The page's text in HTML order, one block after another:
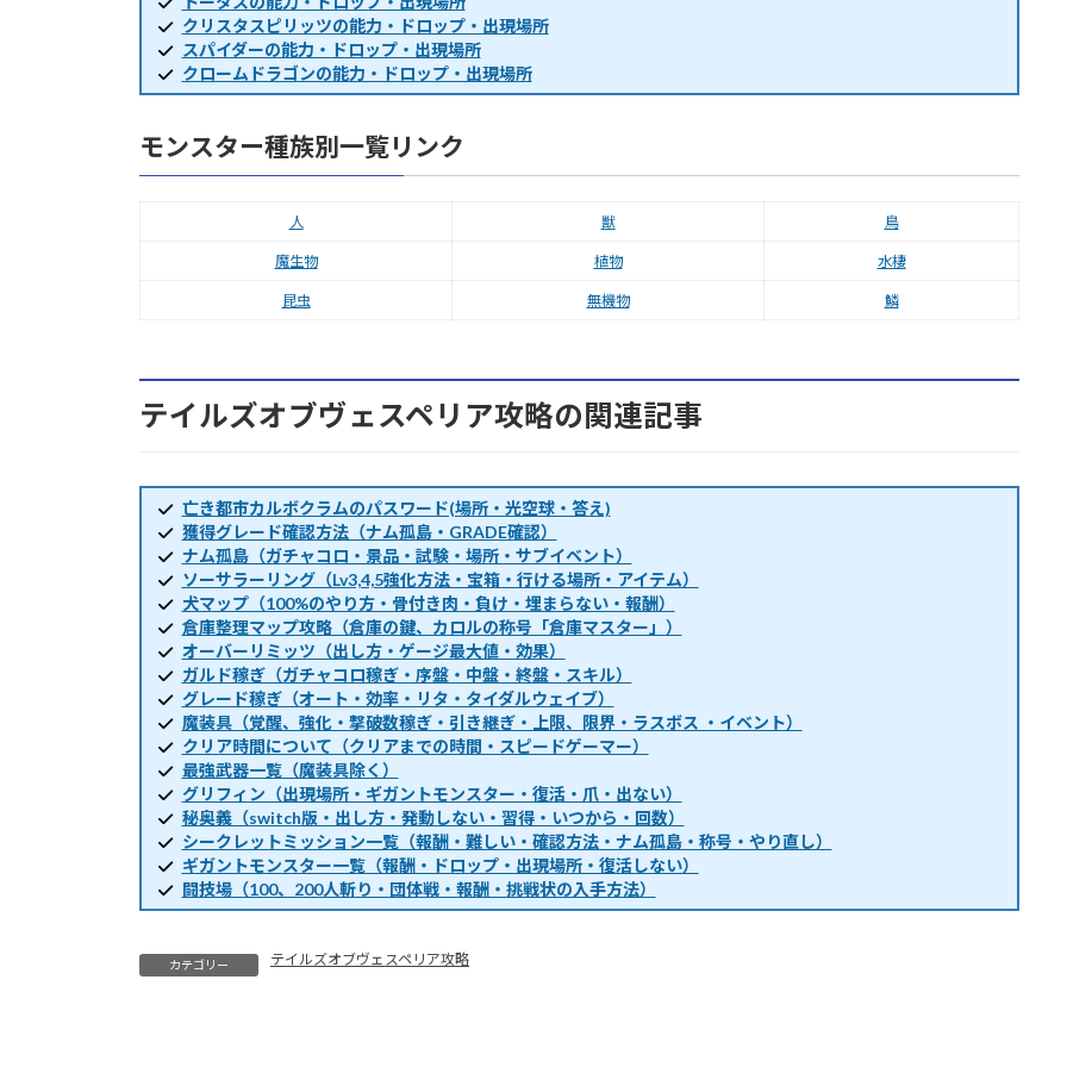
クリスタスピリッツの能力・ドロップ・出現場所
スパイダーの能力・ドロップ・出現場所
クロームドラゴンの能力・ドロップ・出現場所
モンスター種族別一覧リンク
人 獣 鳥
魔生物 植物 水棲
昆虫 無機物 鱗
テイルズオブヴェスペリア攻略の関連記事
亡き都市カルボクラムのパスワード(場所・光空球・答え)
獲得グレード確認方法（ナム孤島・GRADE確認）
ナム孤島（ガチャコロ・景品・試験・場所・サブイベント）
ソーサラーリング（Lv3,4,5強化方法・宝箱・行ける場所・アイテム）
犬マップ（100%のやり方・骨付き肉・負け・埋まらない・報酬）
倉庫整理マップ攻略（倉庫の鍵、カロルの称号「倉庫マスター」）
オーバーリミッツ（出し方・ゲージ最大値・効果）
ガルド稼ぎ（ガチャコロ稼ぎ・序盤・中盤・終盤・スキル）
グレード稼ぎ（オート・効率・リタ・タイダルウェイブ）
魔装具（覚醒、強化・撃破数稼ぎ・引き継ぎ・上限、限界・ラスボス ・イベント）
クリア時間について（クリアまでの時間・スピードゲーマー）
最強武器一覧（魔装具除く）
グリフィン（出現場所・ギガントモンスター・復活・爪・出ない）
秘奥義（switch版・出し方・発動しない・習得・いつから・回数）
シークレットミッション一覧（報酬・難しい・確認方法・ナム孤島・称号・やり直し）
ギガントモンスター一覧（報酬・ドロップ・出現場所・復活しない）
闘技場（100、200人斬り・団体戦・報酬・挑戦状の入手方法）
カテゴリー テイルズオブヴェスペリア攻略